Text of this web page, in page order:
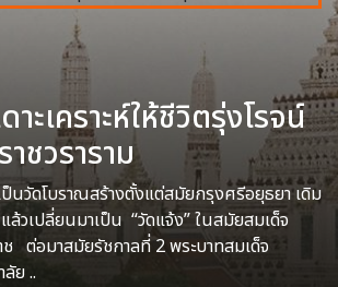
าะเคราะห์ให้ชีวิตรุ่งโรจน์
ชวราราม
ป็นวัดโบราณสร้างตั้งแต่สมัยกรุงศรีอยุธยา เดิม
แล้วเปลี่ยนมาเป็น “วัดแจ้ง” ในสมัยสมเด็จ
ช ต่อมาสมัยรัชกาลที่ 2 พระบาทสมเด็จ
ย ..